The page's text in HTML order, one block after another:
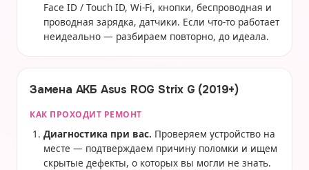
Face ID / Touch ID, Wi-Fi, кнопки, беспроводная и
проводная зарядка, датчики. Если что-то работает
неидеально — разбираем повторно, до идеала.
Замена АКБ Asus ROG Strix G (2019+)
КАК ПРОХОДИТ РЕМОНТ
Диагностика при вас. Проверяем устройство на
месте — подтверждаем причину поломки и ищем
скрытые дефекты, о которых вы могли не знать.